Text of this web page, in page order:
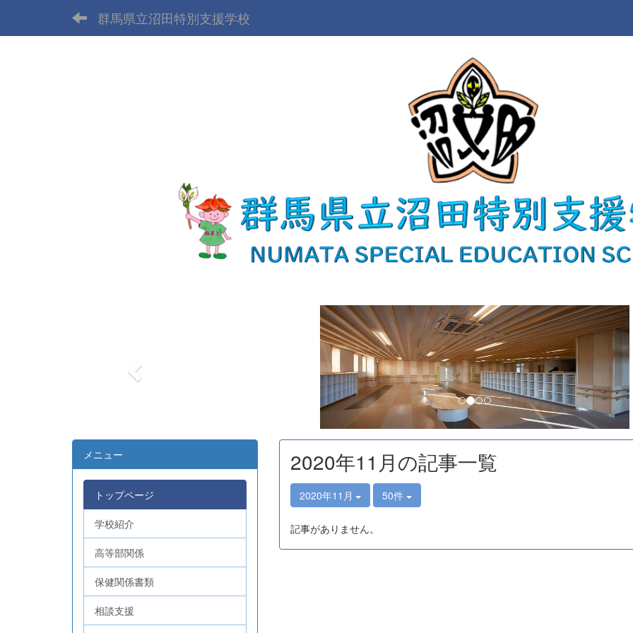
群馬県立沼田特別支援学校
v
2020年11月の記事一覧
2020年11月 50件
記事がありません。
メニュー
トップページ
学校紹介
高等部関係
保健関係書類
相談支援